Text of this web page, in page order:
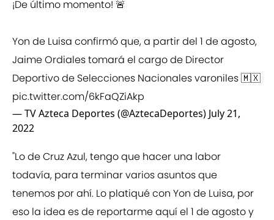
¡De último momento! 🚨
Yon de Luisa confirmó que, a partir del 1 de agosto,
Jaime Ordiales tomará el cargo de Director
Deportivo de Selecciones Nacionales varoniles 🇲🇽
pic.twitter.com/6kFaQZiAkp
— TV Azteca Deportes (@AztecaDeportes) July 21,
2022
"Lo de Cruz Azul, tengo que hacer una labor
todavía, para terminar varios asuntos que
tenemos por ahí. Lo platiqué con Yon de Luisa, por
eso la idea es de reportarme aquí el 1 de agosto y